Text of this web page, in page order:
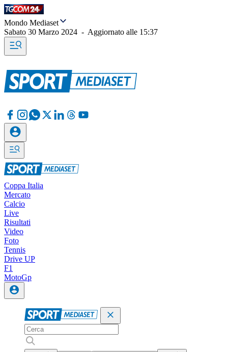
Mondo Mediaset
Sabato 30 Marzo 2024 - Aggiornato alle 15:37
Coppa Italia
Mercato
Calcio
Live
Risultati
Video
Foto
Tennis
Drive UP
F1
MotoGp